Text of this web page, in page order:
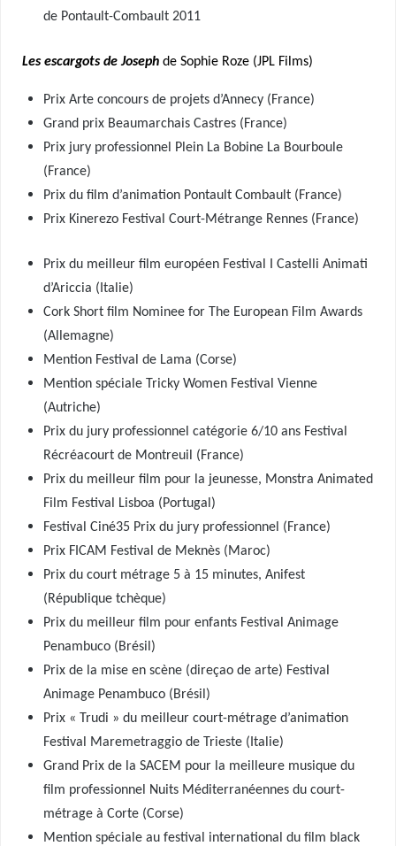
de Pontault-Combault 2011
Les escargots de Joseph de Sophie Roze (JPL Films)
Prix Arte concours de projets d’Annecy (France)
Grand prix Beaumarchais Castres (France)
Prix jury professionnel Plein La Bobine La Bourboule
(France)
Prix du film d’animation Pontault Combault (France)
Prix Kinerezo Festival Court-Métrange Rennes (France)
Prix du meilleur film européen Festival I Castelli Animati
d’Ariccia (Italie)
Cork Short film Nominee for The European Film Awards
(Allemagne)
Mention Festival de Lama (Corse)
Mention spéciale Tricky Women Festival Vienne
(Autriche)
Prix du jury professionnel catégorie 6/10 ans Festival
Récréacourt de Montreuil (France)
Prix du meilleur film pour la jeunesse, Monstra Animated
Film Festival Lisboa (Portugal)
Festival Ciné35 Prix du jury professionnel (France)
Prix FICAM Festival de Meknès (Maroc)
Prix du court métrage 5 à 15 minutes, Anifest
(République tchèque)
Prix du meilleur film pour enfants Festival Animage
Penambuco (Brésil)
Prix de la mise en scène (direçao de arte) Festival
Animage Penambuco (Brésil)
Prix « Trudi » du meilleur court-métrage d’animation
Festival Maremetraggio de Trieste (Italie)
Grand Prix de la SACEM pour la meilleure musique du
film professionnel Nuits Méditerranéennes du court-
métrage à Corte (Corse)
Mention spéciale au festival international du film black